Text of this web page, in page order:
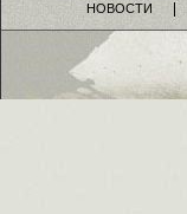
НОВОСТИ